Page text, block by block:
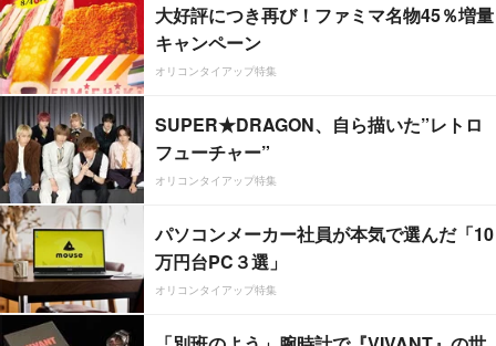
大好評につき再び！ファミマ名物45％増量
キャンペーン
オリコンタイアップ特集
SUPER★DRAGON、自ら描いた”レトロ
フューチャー”
オリコンタイアップ特集
パソコンメーカー社員が本気で選んだ「10
万円台PC３選」
オリコンタイアップ特集